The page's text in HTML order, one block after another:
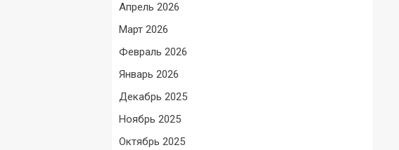
Апрель 2026
Март 2026
Февраль 2026
Январь 2026
Декабрь 2025
Ноябрь 2025
Октябрь 2025